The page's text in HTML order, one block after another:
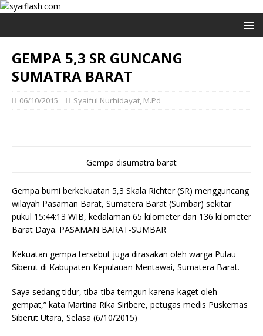
GEMPA 5,3 SR GUNCANG
SUMATRA BARAT
06/10/2015 Syaiful Nurhidayat, M.Pd
Gempa disumatra barat
Gempa bumi berkekuatan 5,3 Skala Richter (SR) mengguncang
wilayah Pasaman Barat, Sumatera Barat (Sumbar) sekitar
pukul 15:44:13 WIB, kedalaman 65 kilometer dari 136 kilometer
Barat Daya. PASAMAN BARAT-SUMBAR
Kekuatan gempa tersebut juga dirasakan oleh warga Pulau
Siberut di Kabupaten Kepulauan Mentawai, Sumatera Barat.
Saya sedang tidur, tiba-tiba terngun karena kaget oleh
gempat,” kata Martina Rika Siribere, petugas medis Puskemas
Siberut Utara, Selasa (6/10/2015)